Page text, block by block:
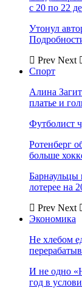
с 20 по 22
Утонул
Prev Next
Спорт
Алина
платье и
Футболист
Ротенберг
больше
Барнаульцы
лотерее на
Prev Next
Экономика
Не хлебом
И не одно
год в